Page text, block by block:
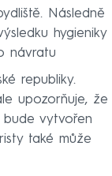
Následně
hygieniky
návratu
republiky.
upozorňuje, že
bude vytvořen
také může